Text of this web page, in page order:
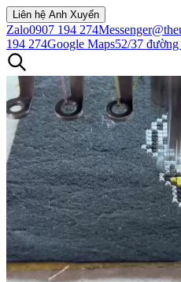
Liên hệ Anh Xuyến
Zalo0907 194 274Messenger
194 274Google Maps52/37